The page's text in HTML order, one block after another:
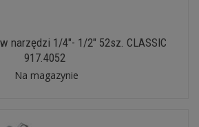
narzędzi 1/4"- 1/2" 52sz. CLASSIC
917.4052
Na magazynie